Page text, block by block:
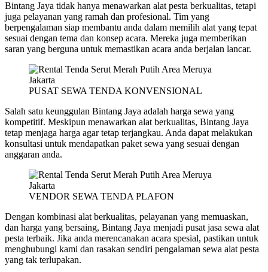
Bintang Jaya tidak hanya menawarkan alat pesta berkualitas, tetapi
juga pelayanan yang ramah dan profesional. Tim yang
berpengalaman siap membantu anda dalam memilih alat yang tepat
sesuai dengan tema dan konsep acara. Mereka juga memberikan
saran yang berguna untuk memastikan acara anda berjalan lancar.
PUSAT SEWA TENDA KONVENSIONAL
Salah satu keunggulan Bintang Jaya adalah harga sewa yang
kompetitif. Meskipun menawarkan alat berkualitas, Bintang Jaya
tetap menjaga harga agar tetap terjangkau. Anda dapat melakukan
konsultasi untuk mendapatkan paket sewa yang sesuai dengan
anggaran anda.
VENDOR SEWA TENDA PLAFON
Dengan kombinasi alat berkualitas, pelayanan yang memuaskan,
dan harga yang bersaing, Bintang Jaya menjadi pusat jasa sewa alat
pesta terbaik. Jika anda merencanakan acara spesial, pastikan untuk
menghubungi kami dan rasakan sendiri pengalaman sewa alat pesta
yang tak terlupakan.